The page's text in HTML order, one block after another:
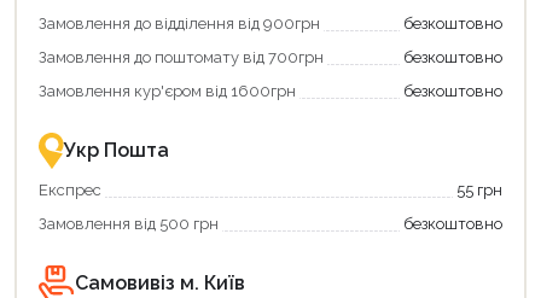
переваги!
картою
єКнига
–
зручно
та
повернення
Економте
більше
разом
державною
підтримкою!
Замовлення до відділення від 900грн
безкоштовно
Замовлення до поштомату від 700грн
безкоштовно
Замовлення кур'єром від 1600грн
безкоштовно
Укр Пошта
Експрес
55 грн
Замовлення від 500 грн
безкоштовно
Самовивіз м. Київ